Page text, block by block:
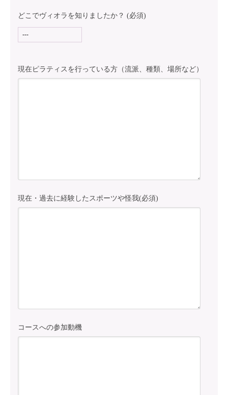
どこでヴィオラを知りましたか？ (必須)
現在ピラティスを行っている方（流派、種類、場所など）
現在・過去に経験したスポーツや怪我(必須)
コースへの参加動機